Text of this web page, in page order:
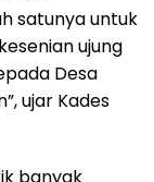
satunya untuk
ujung
Desa
ujar Kades